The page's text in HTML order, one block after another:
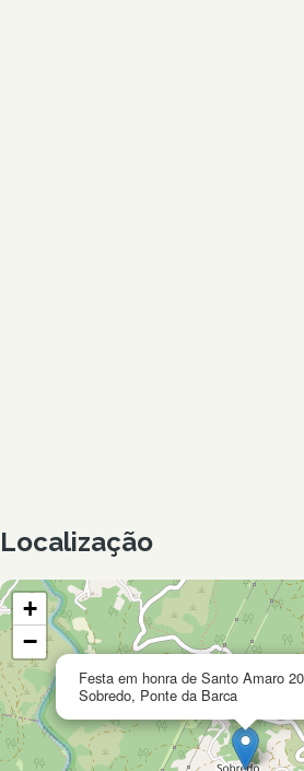
Localização
Festa em honra de Santo Amaro
Sobredo, Ponte da Barca
+
−